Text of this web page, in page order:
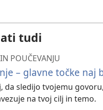
tudi
POUČEVANJU
– glavne točke naj
da sledijo tvojemu
na tvoj cilj in temo.